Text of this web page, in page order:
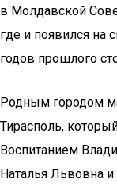
в Молдавской
где и появился на
годов прошлого
Родным городом
Тирасполь,
Воспитанием
Наталья Львовна и